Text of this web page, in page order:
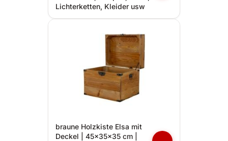
Lichterketten, Kleider usw
braune Holzkiste Elsa mit
Deckel | 45x35x35 cm |